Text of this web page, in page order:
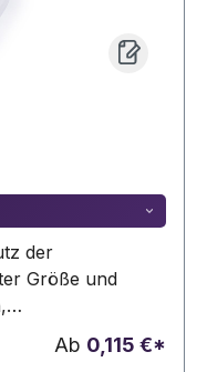
der
Größe und
Erhältlich in
Präsentiert in
Ab 0,115 €*